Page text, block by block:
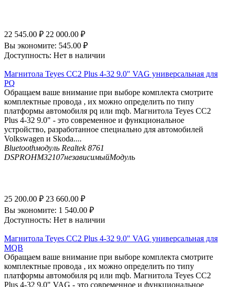
22 545.00 ₽ 22 000.00 ₽
Вы экономите: 545.00 ₽
Доступность: Нет в наличии
Магнитола Teyes CC2 Plus 4-32 9.0" VAG универсальная для
PQ
Обращаем ваше внимание при выборе комплекта смотрите
комплектные провода , их можно определить по типу
платформы автомобиля pq или mqb. Магнитола Teyes CC2
Plus 4-32 9.0" - это современное и функциональное
устройство, разработанное специально для автомобилей
Volkswagen и Skoda....
Bluetoothмодуль Realtek 8761
DSPROHM32107независимыйМодуль
25 200.00 ₽ 23 660.00 ₽
Вы экономите: 1 540.00 ₽
Доступность: Нет в наличии
Магнитола Teyes CC2 Plus 4-32 9.0" VAG универсальная для
MQB
Обращаем ваше внимание при выборе комплекта смотрите
комплектные провода , их можно определить по типу
платформы автомобиля pq или mqb. Магнитола Teyes CC2
Plus 4-32 9.0" VAG - это современное и функциональное